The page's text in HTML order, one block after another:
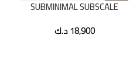
SUBMINIMAL SUBSCALE
18,900د.ك